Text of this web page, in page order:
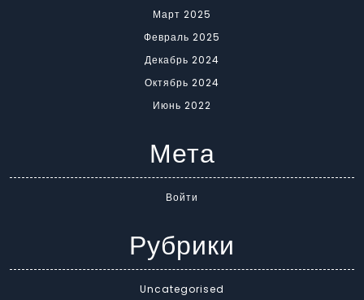
Март 2025
Февраль 2025
Декабрь 2024
Октябрь 2024
Июнь 2022
Мета
Войти
Рубрики
Uncategorised